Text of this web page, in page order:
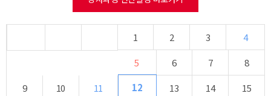
1 2 3
4
5
6 7
8
9
10 11 12 13 14
15